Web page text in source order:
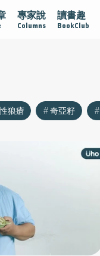
專家說
Columns
讀書趣
BookClub
學 愛的未來視
狼瘡 奇亞籽